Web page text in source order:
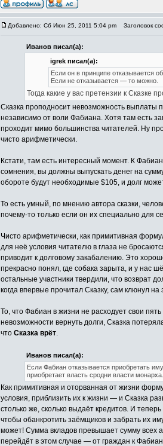
Добавлено: Сб Июн 25, 2011 5:04 pm Заголовок
Иванов писал(а):
igrek писал(а):
Если он в принципе отказывается
Если не отказывается — то можно.
Тогда какие у вас претензии к Сказке
Сказка проподносит невозможность выплаты
независимо от воли Фабиана. Хотя там есть
проходит мимо большинства читателей. Ну
чисто арифметически.
Кстати, там есть интересный момент. К
сомнения, вы должны выпускать денег на
обороте будут необходимые $105, и долг
То есть умный, по мнению автора сказки,
почему-то только если он их специально для
Чисто арифметически, как примитивная
для неё условия читателю в глаза не
приводит к долговому закабалению. Это
прекрасно понял, где собака зарыта, и у нас
остальные участники твердили, что возврат
когда впервые прочитал Сказку, сам клюнул
То, что Фабиан в жизни не расходует свои
невозможности вернуть долги, Сказка
что Сказка врёт.
Иванов писал(а):
Если Фабиан отказывается приобретать
приобретает власть сродни власти
Как примитивная и оторванная от жизни
условия, приблизить их к жизни — и Сказка
столько же, сколько выдаёт кредитов. И
чтобы обанкротить заёмщиков и забрать их
может! Сумма вкладов превышает сумму всех
перейдёт в этом случае — от граждан к